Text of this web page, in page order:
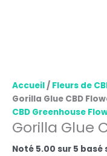
Accueil / Fleurs de
Gorilla Glue CBD
CBD Greenhouse
Gorilla Glue
Noté 5.00 sur 5 basé